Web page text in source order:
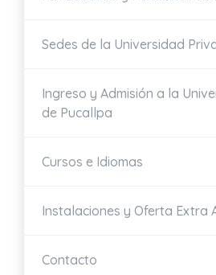
Sedes de la Universidad
Ingreso y Admisión a la
de Pucallpa
Cursos e Idiomas
Instalaciones y Oferta Extra
Contacto